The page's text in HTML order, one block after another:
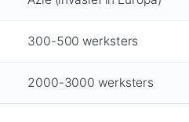
300-500 werksters
2000-3000 werksters